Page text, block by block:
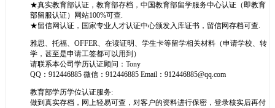
★真实教育部认证，教育部存档，中国教育部留学服务中心认证（即教育
部留服认证）网站100%可查.
★留信网认证，国家专业人才认证中心颁发入库证书，留信网存档可查.
雅思、托福、OFFER、在读证明、学生卡等留学相关材料（申请学校、转
学，甚至是申请工签都可以用到）
请联系本公司学历认证顾问：Tony
QQ：912446885 微信：912446885 Email：912446885@qq.com
教育部学历学位认证服务:
做到真实存档，网上轻易可查，对客户的资料进行保密，登录核实后再付